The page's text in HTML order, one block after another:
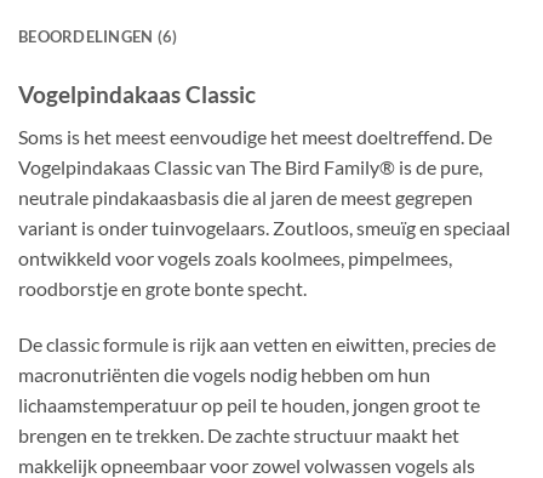
BEOORDELINGEN (6)
Vogelpindakaas Classic
Soms is het meest eenvoudige het meest doeltreffend. De
Vogelpindakaas Classic van The Bird Family® is de pure,
neutrale pindakaasbasis die al jaren de meest gegrepen
variant is onder tuinvogelaars. Zoutloos, smeuïg en speciaal
ontwikkeld voor vogels zoals koolmees, pimpelmees,
roodborstje en grote bonte specht.
De classic formule is rijk aan vetten en eiwitten, precies de
macronutriënten die vogels nodig hebben om hun
lichaamstemperatuur op peil te houden, jongen groot te
brengen en te trekken. De zachte structuur maakt het
makkelijk opneembaar voor zowel volwassen vogels als